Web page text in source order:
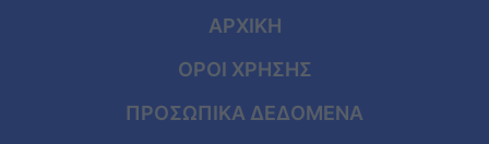
ΑΡΧΙΚΗ
ΟΡΟΙ ΧΡΗΣΗΣ
ΠΡΟΣΩΠΙΚΑ ΔΕΔΟΜΕΝΑ